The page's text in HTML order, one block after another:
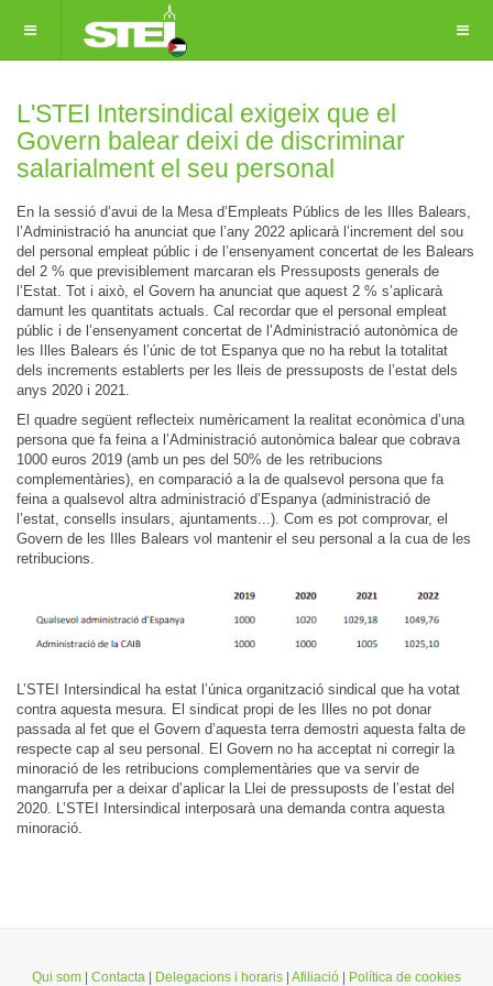
L'STEI Intersindical exigeix que el
Govern balear deixi de discriminar
salarialment el seu personal
En la sessió d’avui de la Mesa d’Empleats Públics de les Illes Balears,
l’Administració ha anunciat que l’any 2022 aplicarà l’increment del sou
del personal empleat públic i de l’ensenyament concertat de les Balears
del 2 % que previsiblement marcaran els Pressuposts generals de
l’Estat. Tot i això, el Govern ha anunciat que aquest 2 % s’aplicarà
damunt les quantitats actuals. Cal recordar que el personal empleat
públic i de l’ensenyament concertat de l’Administració autonòmica de
les Illes Balears és l’únic de tot Espanya que no ha rebut la totalitat
dels increments establerts per les lleis de pressuposts de l’estat dels
anys 2020 i 2021.
E l quadre següent reflecteix numèricament la realitat econòmica d’una
persona que fa feina a l’Administració autonòmica balear que cobrava
1000 euros 2019 (amb un pes del 50% de les retribucions
complementàries), en comparació a la de qualsevol persona que fa
feina a qualsevol altra administració d’Espanya (administració de
l’estat, consells insulars, ajuntaments...). Com es pot comprovar, el
Govern de les Illes Balears vol mantenir el seu personal a la cua de les
retribucions.
L’STEI Intersindical ha estat l’única organització sindical que ha votat
contra aquesta mesura. El sindicat propi de les Illes no pot donar
passada al fet que el Govern d’aquesta terra demostri aquesta falta de
respecte cap al seu personal.
El Govern no ha acceptat ni corregir la
minoració de les retribucions complementàries que va servir de
mangarrufa per a deixar d’aplicar la Llei de pressuposts de l’estat del
2020. L’STEI Intersindical interposarà una demanda contra aquesta
minoració.
Qui som | Contacta | Delegacions i horaris | Afiliació | Política de cookies